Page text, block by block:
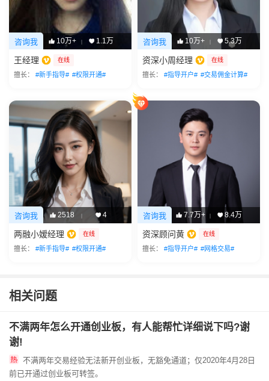
咨询我 10万+ | 1.1万
王经理 在线
擅长： #新手指导# #权限开通#
咨询我 10万+ | 5.3万
资深小周经理 在线
擅长： #指导开户# #交易佣金计算#
咨询我 2518 | 4
两融小嫒经理 在线
擅长： #新手指导# #权限开通#
咨询我 7.7万+ | 8.4万
资深顾问黄 在线
擅长： #指导开户# #网格交易#
相关问题
不满两年怎么开通创业板，有人能帮忙详细说下吗?谢
谢!
前已开通过创业板可转签。